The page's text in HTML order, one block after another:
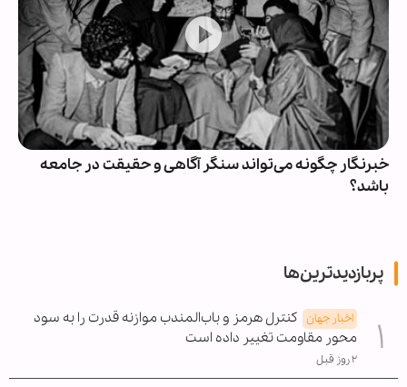
خبرنگار چگونه می‌تواند سنگر آگاهی و حقیقت در جامعه
باشد؟
پربازدیدترین‌ها
اخبار جهان کنترل هرمز و باب‌المندب موازنه قدرت را به سود
محور مقاومت تغییر داده است
۲ روز قبل